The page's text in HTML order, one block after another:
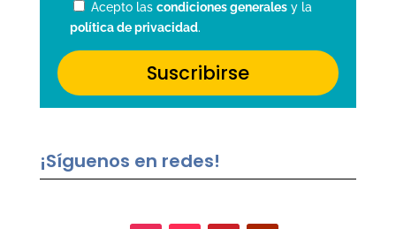
Acepto las condiciones generalesy la
política de privacidad.
¡Síguenos en redes!